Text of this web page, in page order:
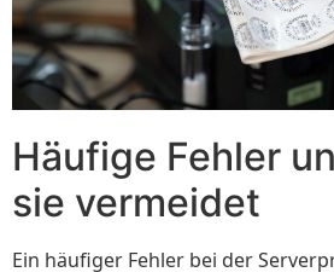
Häufige Fehler
sie vermeidet
Ein häufiger Fehler bei der